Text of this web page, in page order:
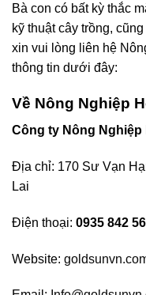
Bà con có bất kỳ thắc
kỹ thuật cây trồng,
xin vui lòng liên hệ
thông tin dưới đây:
Về Nông Nghiệp
Công ty Nông Nghiệp
Địa chỉ: 170 Sư Vạn
Lai
Điện thoại: 0935 842
Website: